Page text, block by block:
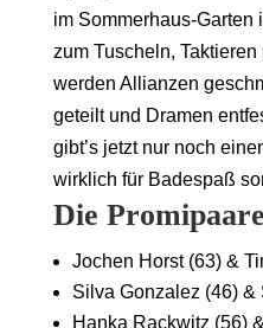
im Sommerhaus-Garten
zum Tuscheln,
werden Allianzen
geteilt und Dramen
gibt’s jetzt nur noch
wirklich für Badespaß
Die
Jochen Horst (63) &
Silva Gonzalez (46)
Hanka Rackwitz (56)